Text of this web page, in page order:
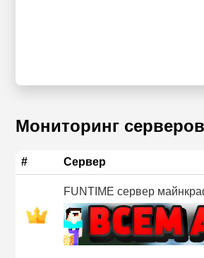
Мониторинг
# Сервер
FUNTIME сервер